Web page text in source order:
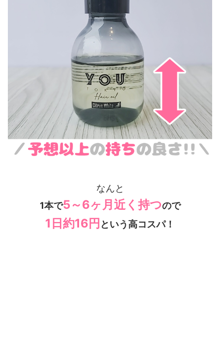
なんと
1本で5～6ヶ月近く持つので
1日約16円 という高コスパ！